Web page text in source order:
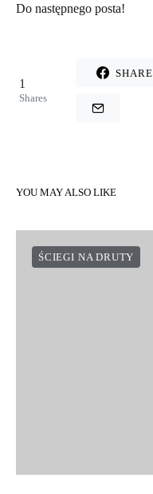
Do następnego posta!
1
Shares
SHARE
YOU MAY ALSO LIKE
ŚCIEGI NA DRUTY